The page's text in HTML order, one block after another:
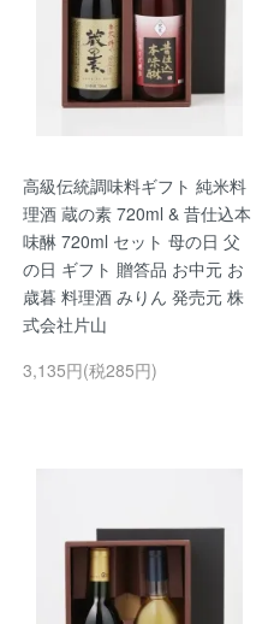
高級伝統調味料ギフト 純米料
理酒 蔵の素 720ml & 昔仕込本
味醂 720ml セット 母の日 父
の日 ギフト 贈答品 お中元 お
歳暮 料理酒 みりん 発売元 株
式会社片山
3,135円(税285円)